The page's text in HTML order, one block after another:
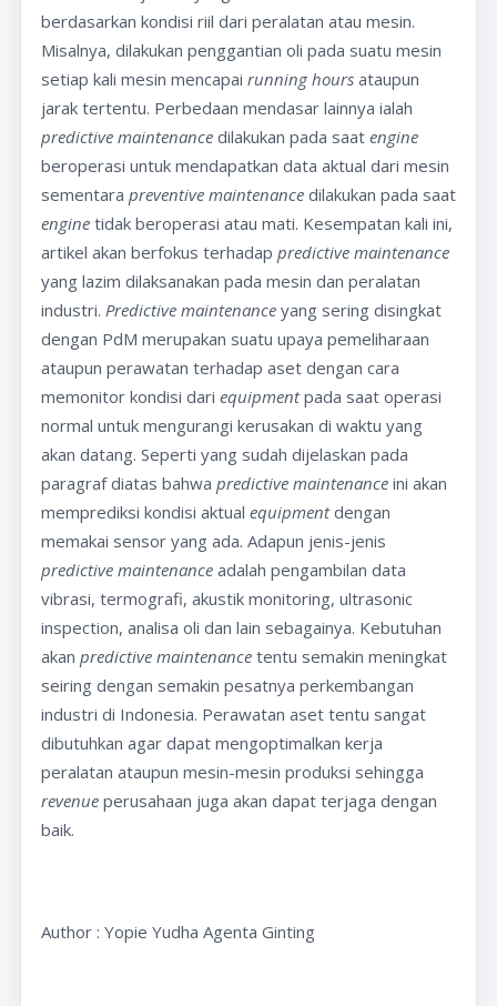
berdasarkan kondisi riil dari peralatan atau mesin.
Misalnya, dilakukan penggantian oli pada suatu mesin
setiap kali mesin mencapai running hours ataupun
jarak tertentu. Perbedaan mendasar lainnya ialah
predictive maintenance dilakukan pada saat engine
beroperasi untuk mendapatkan data aktual dari mesin
sementara preventive maintenance dilakukan pada saat
engine tidak beroperasi atau mati. Kesempatan kali ini,
artikel akan berfokus terhadap predictive maintenance
yang lazim dilaksanakan pada mesin dan peralatan
industri. Predictive maintenance yang sering disingkat
dengan PdM merupakan suatu upaya pemeliharaan
ataupun perawatan terhadap aset dengan cara
memonitor kondisi dari equipmentpada saat operasi
normal untuk mengurangi kerusakan di waktu yang
akan datang. Seperti yang sudah dijelaskan pada
paragraf diatas bahwa predictive maintenance ini akan
memprediksi kondisi aktual equipmentdengan
memakai sensor yang ada. Adapun jenis-jenis
predictive maintenance adalah pengambilan data
vibrasi, termografi, akustik monitoring, ultrasonic
inspection, analisa oli dan lain sebagainya. Kebutuhan
akan predictive maintenance tentu semakin meningkat
seiring dengan semakin pesatnya perkembangan
industri di Indonesia. Perawatan aset tentu sangat
dibutuhkan agar dapat mengoptimalkan kerja
peralatan ataupun mesin-mesin produksi sehingga
revenue perusahaan juga akan dapat terjaga dengan
baik.
Author : Yopie Yudha Agenta Ginting